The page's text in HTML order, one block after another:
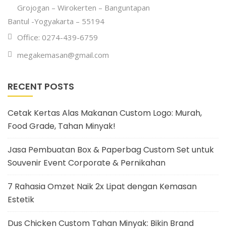
Grojogan – Wirokerten – Banguntapan
Bantul -Yogyakarta – 55194
Office: 0274-439-6759
megakemasan@gmail.com
RECENT POSTS
Cetak Kertas Alas Makanan Custom Logo: Murah,
Food Grade, Tahan Minyak!
Jasa Pembuatan Box & Paperbag Custom Set untuk
Souvenir Event Corporate & Pernikahan
7 Rahasia Omzet Naik 2x Lipat dengan Kemasan
Estetik
Dus Chicken Custom Tahan Minyak: Bikin Brand